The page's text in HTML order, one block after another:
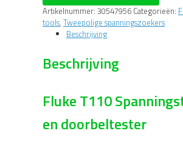
doorbeltester
aantal
Artikelnummer: 30547956 Categorieën:
tools, Tweepolige spanningszoekers
Beschrijving
Beschrijving
Fluke T110
en doorbeltester